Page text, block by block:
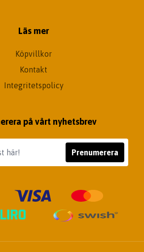
Läs mer
Köpvillkor
Kontakt
Integritetspolicy
på vårt nyhetsbrev
Prenumerera